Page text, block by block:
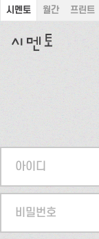
시멘토 월간 프린트
아이디
비밀번호